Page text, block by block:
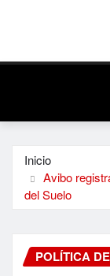
Inicio
Avibo
del Suelo
POLÍTICA